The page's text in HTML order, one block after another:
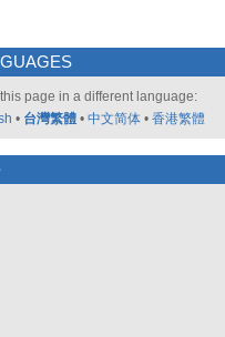
page in a different language:
• 台灣繁體 • 中文简体 • 香港繁體